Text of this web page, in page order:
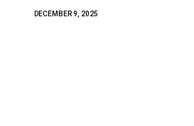
DECEMBER 9, 2025